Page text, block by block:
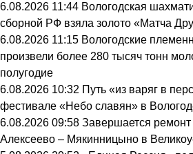
6.08.2026 11:44 Вологодская
сборной РФ взяла золото «Матча
6.08.2026 11:15 Вологодские
произвели более 280 тысяч тонн
полугодие
6.08.2026 10:32 Путь «из варяг в
фестивале «Небо славян» в
6.08.2026 09:58 Завершается ремонт
Алексеево – Мякинницыно в